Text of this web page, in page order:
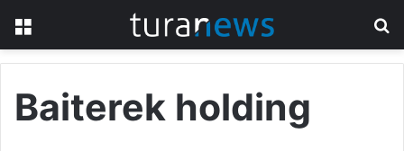
Baiterek holding